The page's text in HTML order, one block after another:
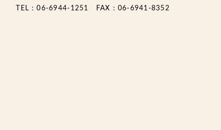
TEL：06-6944-1251 FAX：06-6941-8352